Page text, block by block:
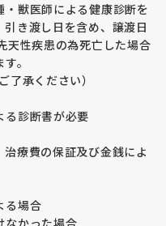
獣医師による健康診断を
き渡し日を含め、譲渡日
天性疾患の為死亡した場合
。
了承ください）
診断書が必要
療費の保証及び金銭によ
る場合